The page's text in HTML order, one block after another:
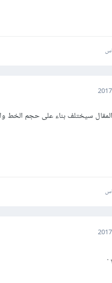
سيختلف بناء على حجم الخط
.